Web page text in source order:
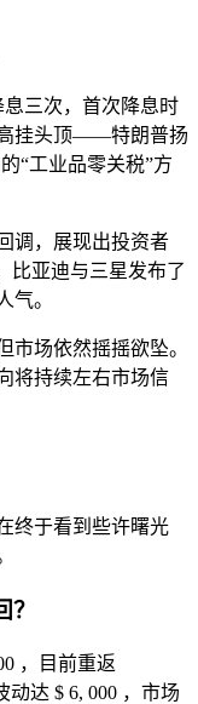
三次，首次降息时
挂头顶——特朗普扬
“工业品零关税”方
调，展现出投资者
比亚迪与三星发布了
气。
市场依然摇摇欲坠。
将持续左右市场信
终于看到些许曙光
，目前重返
动达 $ 6, 000 ，市场